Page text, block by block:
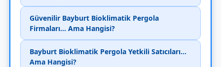
Güvenilir Bayburt Bioklimatik Pergola
Firmaları... Ama Hangisi?
Bayburt Bioklimatik Pergola Yetkili Satıcıları...
Ama Hangisi?